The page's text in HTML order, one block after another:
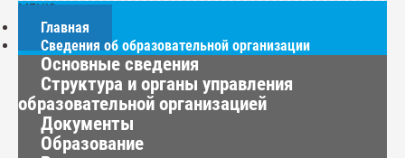
МЕНЮ
Главная
Сведения об образовательной организации
Основные сведения
Структура и органы управления
образовательной организацией
Документы
Образование